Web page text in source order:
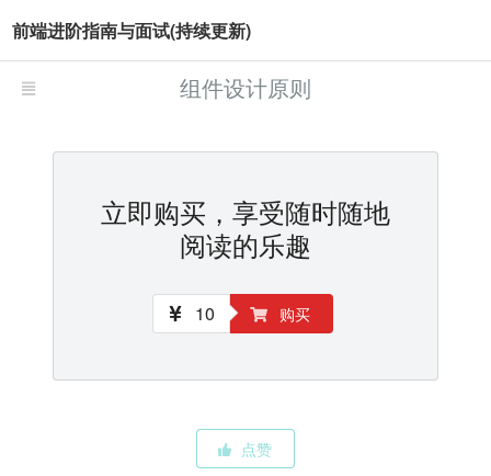
前端进阶指南与面试(持续更新)
组件设计原则
立即购买，享受随时随地
阅读的乐趣
10 购买
点赞